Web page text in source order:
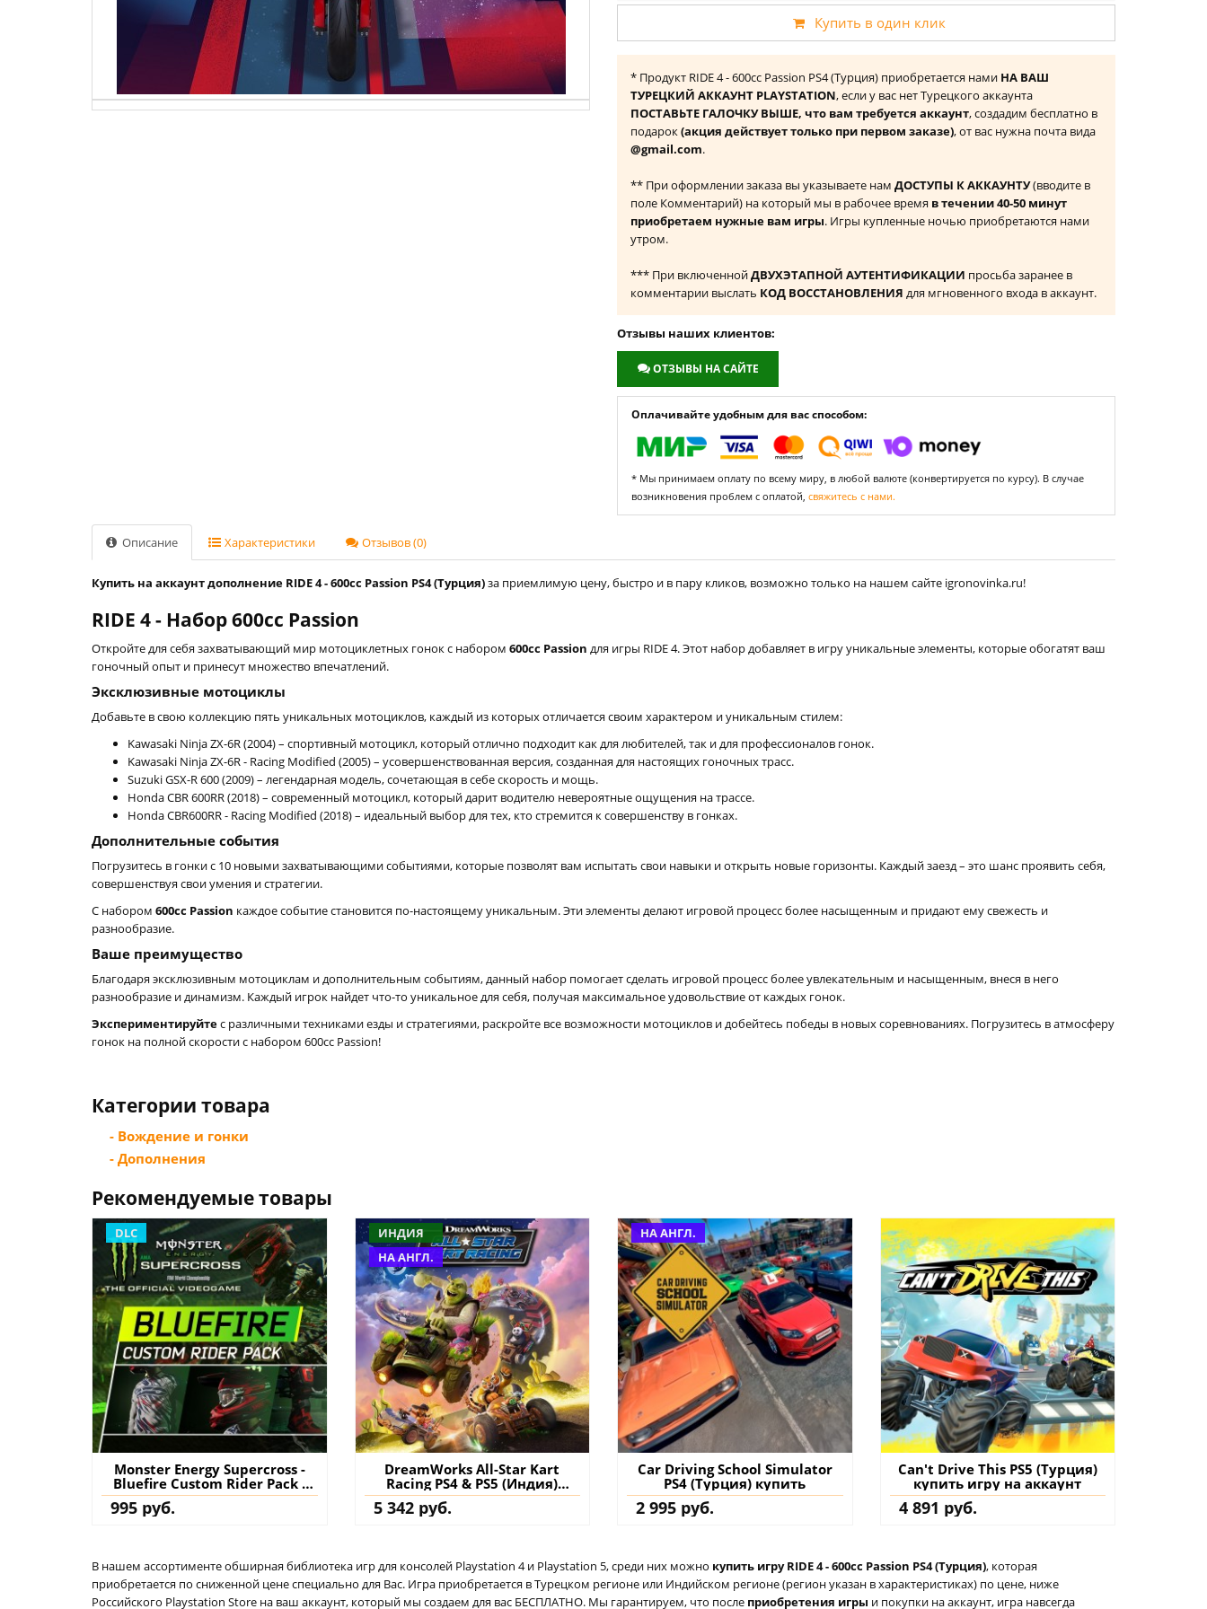
Купить в один клик
* Продукт RIDE 4 - 600cc Passion PS4 (Турция) приобретается нами НА ВАШ
ТУРЕЦКИЙ АККАУНТ PLAYSTATION, если у вас нет Турецкого аккаунта
ПОСТАВЬТЕ ГАЛОЧКУ ВЫШЕ, что вам требуется аккаунт, создадим бесплатно в
подарок(акция действует только при первом заказе), от вас нужна почта вида
@gmail.com.
** При оформлении заказа вы указываете нам ДОСТУПЫ К АККАУНТУ(вводите в
поле Комментарий) на который мы в рабочее время в течении 40-50 минут
приобретаем нужные вам игры. Игры купленные ночью приобретаются нами
утром.
*** При включеннойДВУХЭТАПНОЙ АУТЕНТИФИКАЦИИ просьба заранее в
комментарии выслать КОД ВОССТАНОВЛЕНИЯ для мгновенного входа в аккаунт.
Отзывы наших клиентов:
ОТЗЫВЫ НА САЙТЕ
Оплачивайте удобным для вас способом:
* Мы принимаем оплату по всему миру, в любой валюте (конвертируется по курсу). В случае
возникновения проблем с оплатой, свяжитесь с нами.
Описание Характеристики Отзывов (0)
Купить на аккаунт дополнение RIDE 4 - 600cc Passion PS4 (Турция)за приемлимую цену, быстро и в пару кликов, возможно только на нашем сайте igronovinka.ru!
RIDE 4 - Набор 600cc Passion
Откройте для себя захватывающий мир мотоциклетных гонок с набором 600cc Passion для игры RIDE 4. Этот набор добавляет в игру уникальные элементы, которые обогатят ваш
гоночный опыт и принесут множество впечатлений.
Эксклюзивные мотоциклы
Добавьте в свою коллекцию пять уникальных мотоциклов, каждый из которых отличается своим характером и уникальным стилем:
Kawasaki Ninja ZX-6R (2004) – спортивный мотоцикл, который отлично подходит как для любителей, так и для профессионалов гонок.
Kawasaki Ninja ZX-6R - Racing Modified (2005) – усовершенствованная версия, созданная для настоящих гоночных трасс.
Suzuki GSX-R 600 (2009) – легендарная модель, сочетающая в себе скорость и мощь.
Honda CBR 600RR (2018) – современный мотоцикл, который дарит водителю невероятные ощущения на трассе.
Honda CBR600RR - Racing Modified (2018) – идеальный выбор для тех, кто стремится к совершенству в гонках.
Дополнительные события
Погрузитесь в гонки с 10 новыми захватывающими событиями, которые позволят вам испытать свои навыки и открыть новые горизонты. Каждый заезд – это шанс проявить себя,
совершенствуя свои умения и стратегии.
С набором 600cc Passion каждое событие становится по-настоящему уникальным. Эти элементы делают игровой процесс более насыщенным и придают ему свежесть и
разнообразие.
Ваше преимущество
Благодаря эксклюзивным мотоциклам и дополнительным событиям, данный набор помогает сделать игровой процесс более увлекательным и насыщенным, внеся в него
разнообразие и динамизм. Каждый игрок найдет что-то уникальное для себя, получая максимальное удовольствие от каждых гонок.
Экспериментируйтес различными техниками езды и стратегиями, раскройте все возможности мотоциклов и добейтесь победы в новых соревнованиях. Погрузитесь в атмосферу
гонок на полной скорости с набором 600cc Passion!
Категории товара
- Вождение и гонки
- Дополнения
Рекомендуемые товары
DLC
Monster Energy Supercross -
Bluefire Custom Rider Pack -
Monster Energy Supercross -
The Official Videogame PS4
995 руб.
ИНДИЯ
НА АНГЛ.
DreamWorks All-Star Kart
Racing PS4 & PS5 (Индия)
купить игру на аккаунт
5 342 руб.
НА АНГЛ.
Car Driving School Simulator
PS4 (Турция) купить
2 995 руб.
Can't Drive This PS5 (Турция)
купить игру на аккаунт
4 891 руб.
В нашем ассортименте обширная библиотека игр для консолей Playstation 4 и Playstation 5, среди них можно купить игру RIDE 4 - 600cc Passion PS4 (Турция), которая
приобретается по сниженной цене специально для Вас. Игра приобретается в Турецком регионе или Индийском регионе (регион указан в характеристиках) по цене, ниже
Российского Playstation Store на ваш аккаунт, который мы создаем для вас БЕСПЛАТНО. Мы гарантируем, что после приобретения игры и покупки на аккаунт, игра навсегда